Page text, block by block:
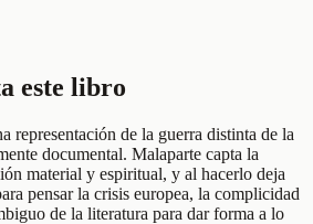
este libro
representación de la guerra distinta de la
documental. Malaparte capta la
material y espiritual, y al hacerlo deja
pensar la crisis europea, la complicidad
de la literatura para dar forma a lo